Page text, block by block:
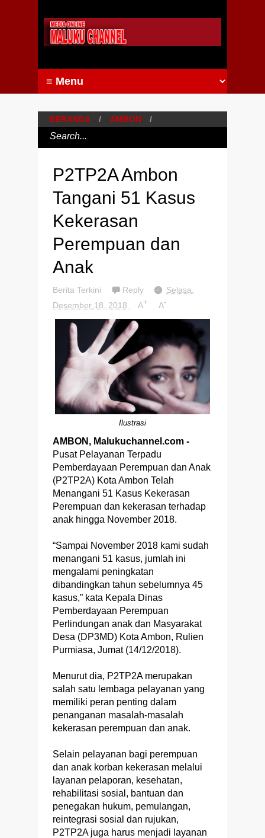
BERANDA / AMBON /
P2TP2A Ambon
Tangani 51 Kasus
Kekerasan
Perempuan dan
Anak
Berita Terkini Reply
Selasa,
Desember 18, 2018
A+ A-
Ilustrasi
AMBON, Malukuchannel.com -
Pusat Pelayanan Terpadu
Pemberdayaan Perempuan dan Anak
(P2TP2A) Kota Ambon Telah
Menangani 51 Kasus Kekerasan
Perempuan dan kekerasan terhadap
anak hingga November 2018.
“Sampai November 2018 kami sudah
menangani 51 kasus, jumlah ini
mengalami peningkatan
dibandingkan tahun sebelumnya 45
kasus,” kata Kepala Dinas
Pemberdayaan Perempuan
Perlindungan anak dan Masyarakat
Desa (DP3MD) Kota Ambon, Rulien
Purmiasa, Jumat (14/12/2018).
Menurut dia, P2TP2A merupakan
salah satu lembaga pelayanan yang
memiliki peran penting dalam
penanganan masalah-masalah
kekerasan perempuan dan anak.
Selain pelayanan bagi perempuan
dan anak korban kekerasan melalui
layanan pelaporan, kesehatan,
rehabilitasi sosial, bantuan dan
penegakan hukum, pemulangan,
reintegrasi sosial dan rujukan,
P2TP2A juga harus menjadi layanan